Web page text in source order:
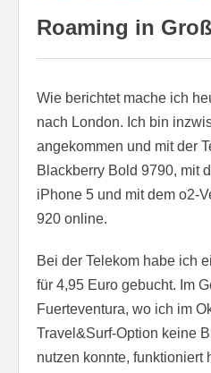
Roaming in
Wie berichtet mache ich
nach London. Ich bin
angekommen und mit der
Blackberry Bold 9790, mit
iPhone 5 und mit dem o2-
920 online.
Bei der Telekom habe ich
für 4,95 Euro gebucht. Im
Fuerteventura, wo ich im
Travel&Surf-Option keine
nutzen konnte, funktioniert